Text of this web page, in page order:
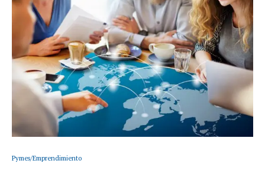
Pymes/Emprendimiento